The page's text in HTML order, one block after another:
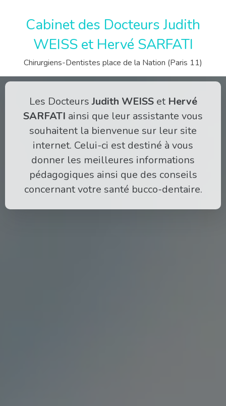
Cabinet des Docteurs Judith
WEISS et Hervé SARFATI
Chirurgiens-Dentistes place de la Nation (Paris 11)
Les DocteursJudith WEISSet Hervé
SARFATI ainsi que leur assistante vous
souhaitent la bienvenue sur leur site
internet. Celui-ci est destiné à vous
donner les meilleures informations
pédagogiques ainsi que des conseils
concernant votre santé bucco-dentaire.